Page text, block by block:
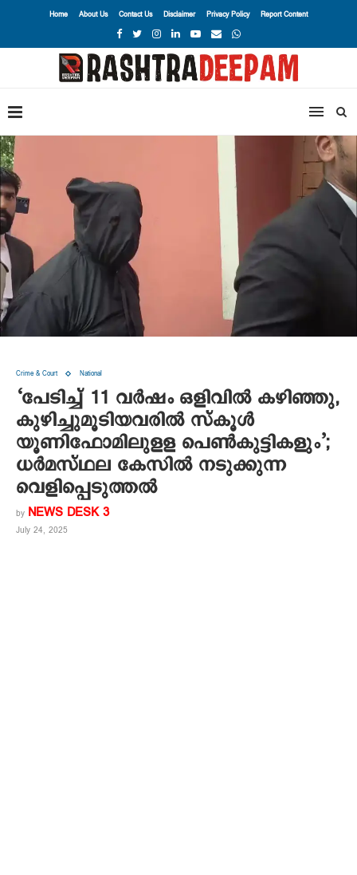
Home About Us Contact Us Disclaimer Privacy Policy Report Content
Crime & Court National
‘പേടിച്ച് 11 വർഷം ഒളിവിൽ കഴിഞ്ഞു,
കുഴിച്ചുമൂടിയവരിൽ സ്കൂൾ
യൂണിഫോമിലുളള പെൺകുട്ടികളും’;
ധർമസ്ഥല കേസിൽ നടുക്കുന്ന
വെളിപ്പെടുത്തൽ
by NEWS DESK 3
July 24, 2025